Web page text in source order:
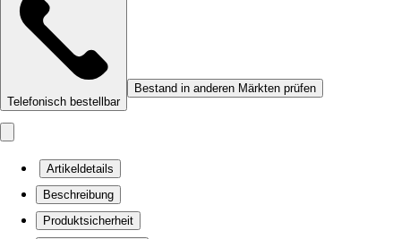
Telefonisch bestellbar
Bestand in anderen Märkten prüfen
Artikeldetails
Beschreibung
Produktsicherheit